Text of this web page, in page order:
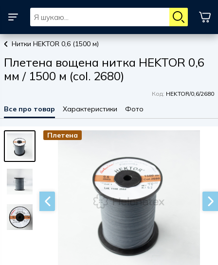
Нитки HEKTOR 0,6 (1500 м)
Плетена вощена нитка HEKTOR 0,6
мм / 1500 м (col. 2680)
Код: HEKTOR/0,6/2680
Все про товар Характеристики Фото
Плетена
Плетена
Плетена